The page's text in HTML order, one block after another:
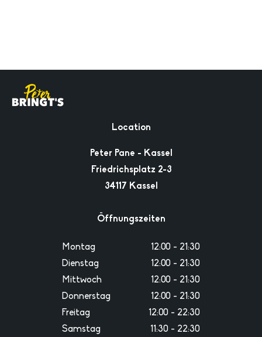
Location
Peter Pane - Kassel
Friedrichsplatz 2-3
34117 Kassel
Öffnungszeiten
Montag
12:00 - 21:30
Dienstag
12:00 - 21:30
Mittwoch
12:00 - 21:30
Donnerstag
12:00 - 21:30
Freitag
12:00 - 22:30
Samstag
11:30 - 22:30